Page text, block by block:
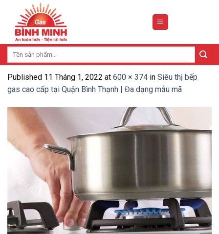
content
Published 11 Tháng 1, 2022 at 600 × 374 in Siêu thị bếp
gas cao cấp tại Quận Bình Thạnh | Đa dạng mẫu mã